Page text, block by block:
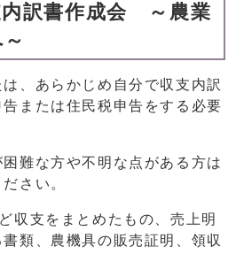
内訳書作成会 ～農業
、あらかじめ自分で収支内訳
または住民税申告をする必要
難な方や不明な点がある方は
さい。
収支をまとめたもの、売上明
類、農機具の販売証明、領収